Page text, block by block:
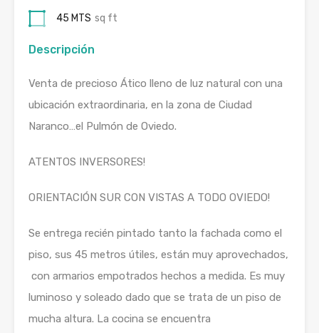
45 MTS sq ft
Descripción
Venta de precioso Ático lleno de luz natural con una
ubicación extraordinaria, en la zona de Ciudad
Naranco…el Pulmón de Oviedo.
ATENTOS INVERSORES!
ORIENTACIÓN SUR CON VISTAS A TODO OVIEDO!
Se entrega recién pintado tanto la fachada como el
piso, sus 45 metros útiles, están muy aprovechados,
con armarios empotrados hechos a medida. Es muy
luminoso y soleado dado que se trata de un piso de
mucha altura. La cocina se encuentra